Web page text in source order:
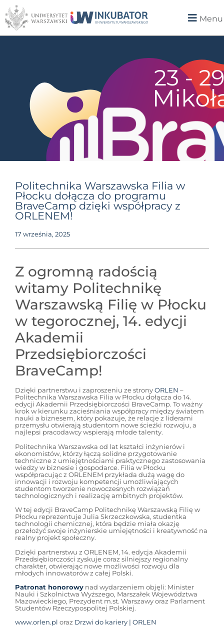
Menu
Politechnika Warszawska Filia w
Płocku dołącza do programu
BraveCamp dzięki współpracy z
ORLENEM!
17 września, 2025
Z ogromną radością
witamy Politechnikę
Warszawską Filię w Płocku
w tegorocznej, 14. edycji
Akademii
Przedsiębiorczości
BraveCamp!
Dzięki partnerstwu i zaproszeniu ze strony ORLEN –
Politechnika Warszawska Filia w Płocku dołącza do 14.
edycji Akademii Przedsiębiorczości BraveCamp. To ważny
krok w kierunku zacieśniania współpracy między światem
nauki a biznesem, który pokazuje, że relacje z liderami
przemysłu otwierają studentom nowe ścieżki rozwoju, a
najlepsi pracodawcy wspierają młode talenty.
Politechnika Warszawska od lat kształci inżynierów i
ekonomistów, którzy łączą solidne przygotowanie
techniczne z umiejętnościami praktycznego zastosowania
wiedzy w biznesie i gospodarce. Filia w Płocku
współpracując z ORLENEM przykłada dużą wagę do
innowacji i rozwoju kompetencji umożliwiających
studentom tworzenie nowoczesnych rozwiązań
technologicznych i realizację ambitnych projektów.
W tej edycji BraveCamp Politechnikę Warszawską Filię w
Płocku reprezentuje Julia Skrzeczkowska, studentka
technologii chemicznej, która będzie miała okazję
przełożyć swoje inżynierskie umiejętności i kreatywność na
realny projekt społeczny.
Dzięki partnerstwu z ORLENEM, 14. edycja Akademii
Przedsiębiorczości zyskuje coraz silniejszy regionalny
charakter, otwierając nowe możliwości rozwoju dla
młodych innowatorów z całej Polski.
Patronat honorowy nad wydarzeniem objęli: Minister
Nauki i Szkolnictwa Wyższego, Marszałek Województwa
Mazowieckiego, Prezydent m.st. Warszawy oraz Parlament
Studentów Rzeczypospolitej Polskiej.
www.orlen.pl oraz Drzwi do kariery | ORLEN